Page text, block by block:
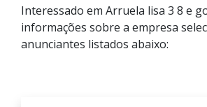
Interessado em Arruela lisa 3 8 e
informações sobre a empresa
anunciantes listados abaixo: